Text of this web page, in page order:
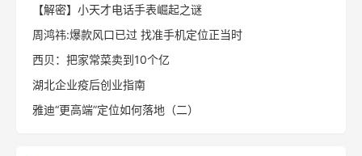
【解密】小天才电话手表崛起之谜
周鸿祎:爆款风口已过 找准手机定位正当时
西贝：把家常菜卖到10个亿
湖北企业疫后创业指南
雅迪“更高端”定位如何落地（二）